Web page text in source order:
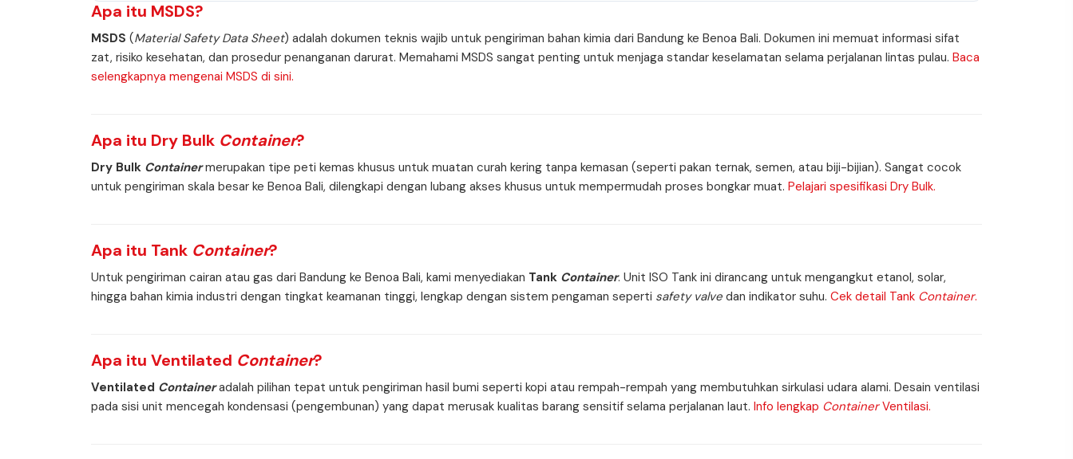
Apa itu MSDS?
MSDS (Material Safety Data Sheet) adalah dokumen teknis wajib untuk pengiriman bahan kimia dari Bandung ke Benoa Bali. Dokumen ini memuat informasi sifat
zat, risiko kesehatan, dan prosedur penanganan darurat. Memahami MSDS sangat penting untuk menjaga standar keselamatan selama perjalanan lintas pulau. Baca
selengkapnya mengenai MSDS di sini.
Apa itu Dry Bulk Container?
Dry Bulk Containermerupakan tipe peti kemas khusus untuk muatan curah kering tanpa kemasan (seperti pakan ternak, semen, atau biji-bijian). Sangat cocok
untuk pengiriman skala besar ke Benoa Bali, dilengkapi dengan lubang akses khusus untuk mempermudah proses bongkar muat. Pelajari spesifikasi Dry Bulk.
Apa itu Tank Container?
Untuk pengiriman cairan atau gas dari Bandung ke Benoa Bali, kami menyediakan Tank Container. Unit ISO Tank ini dirancang untuk mengangkut etanol, solar,
hingga bahan kimia industri dengan tingkat keamanan tinggi, lengkap dengan sistem pengaman seperti safety valve dan indikator suhu. Cek detail Tank Container.
Apa itu Ventilated Container?
Ventilated Containeradalah pilihan tepat untuk pengiriman hasil bumi seperti kopi atau rempah-rempah yang membutuhkan sirkulasi udara alami. Desain ventilasi
pada sisi unit mencegah kondensasi (pengembunan) yang dapat merusak kualitas barang sensitif selama perjalanan laut. Info lengkap ContainerVentilasi.